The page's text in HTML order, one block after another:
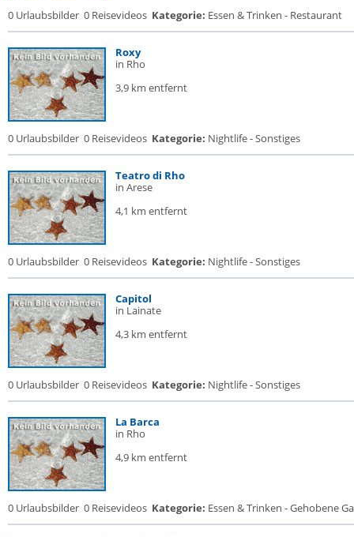
0 Urlaubsbilder 0 Reisevideos Kategorie: Essen & Trinken - Restaurant
Roxy
in Rho
3,9 km entfernt
0 Urlaubsbilder 0 Reisevideos Kategorie: Nightlife - Sonstiges
Teatro di Rho
in Arese
4,1 km entfernt
0 Urlaubsbilder 0 Reisevideos Kategorie: Nightlife - Sonstiges
Capitol
in Lainate
4,3 km entfernt
0 Urlaubsbilder 0 Reisevideos Kategorie: Nightlife - Sonstiges
La Barca
in Rho
4,9 km entfernt
0 Urlaubsbilder 0 Reisevideos Kategorie: Essen & Trinken - Gehobene